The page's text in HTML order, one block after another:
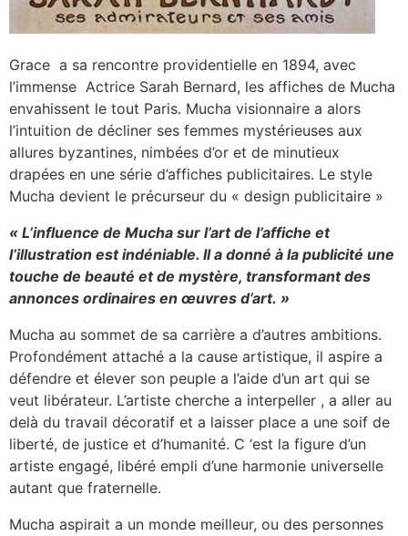
Grace a sa rencontre providentielle en 1894, avec
l’immense Actrice Sarah Bernard, les affiches de Mucha
envahissent le tout Paris. Mucha visionnaire a alors
l’intuition de décliner ses femmes mystérieuses aux
allures byzantines, nimbées d’or et de minutieux
drapées en une série d’affiches publicitaires. Le style
Mucha devient le précurseur du « design publicitaire »
« L’influence de Mucha sur l’art de l’affiche et
l’illustration est indéniable. Il a donné à la publicité une
touche de beauté et de mystère, transformant des
annonces ordinaires en œuvres d’art. »
Mucha au sommet de sa carrière a d’autres ambitions.
Profondément attaché a la cause artistique, il aspire a
défendre et élever son peuple a l’aide d’un art qui se
veut libérateur. L’artiste cherche a interpeller , a aller au
delà du travail décoratif et a laisser place a une soif de
liberté, de justice et d’humanité. C ‘est la figure d’un
artiste engagé, libéré empli d’une harmonie universelle
autant que fraternelle.
Mucha aspirait a un monde meilleur, ou des personnes